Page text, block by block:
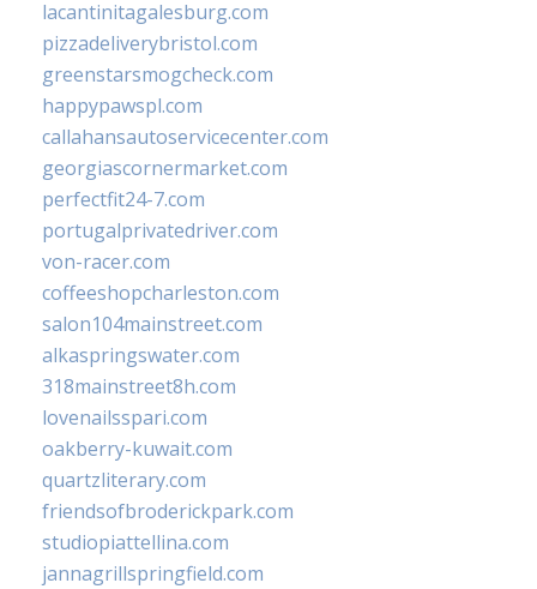
lacantinitagalesburg.com
pizzadeliverybristol.com
greenstarsmogcheck.com
happypawspl.com
callahansautoservicecenter.com
georgiascornermarket.com
perfectfit24-7.com
portugalprivatedriver.com
von-racer.com
coffeeshopcharleston.com
salon104mainstreet.com
alkaspringswater.com
318mainstreet8h.com
lovenailsspari.com
oakberry-kuwait.com
quartzliterary.com
friendsofbroderickpark.com
studiopiattellina.com
jannagrillspringfield.com